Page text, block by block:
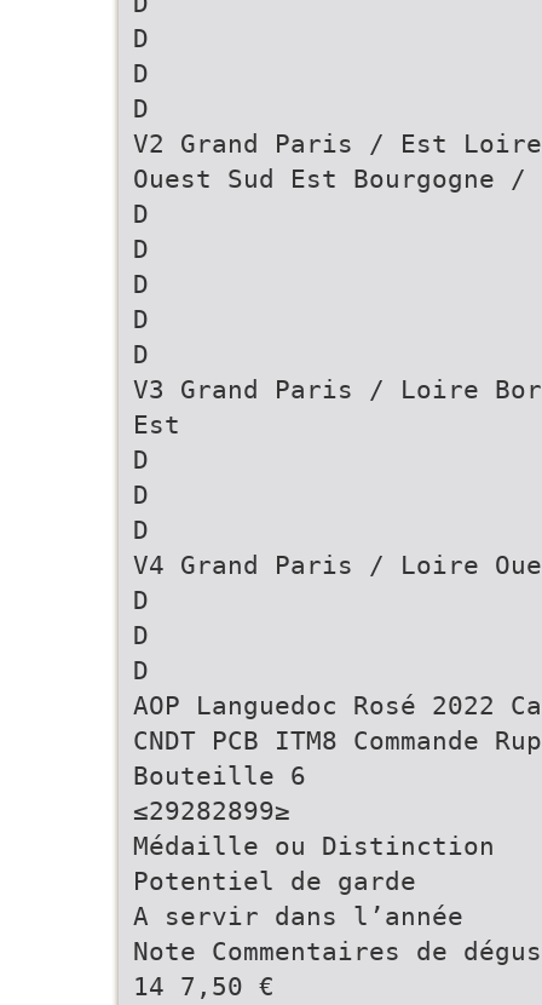
D
D
D
V2 Grand Paris / Est
Ouest Sud Est Bourgogne /
D
D
D
D
D
V3 Grand Paris / Loire
Est
D
D
D
V4 Grand Paris / Loire
D
D
D
AOP Languedoc Rosé 2022
CNDT PCB ITM8 Commande
Bouteille 6
≤29282899≥
Médaille ou Distinction
Potentiel de garde
A servir dans l’année
Note Commentaires de
14 7,50 €